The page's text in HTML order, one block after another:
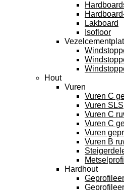
Lakboard
Isofloor
Hout
Vuren
Vuren C
Vuren SLS
Vuren C
Vuren C
Vuren
Vuren B
Hardhout